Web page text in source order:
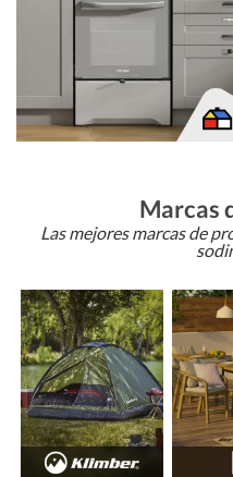
Marcas
Las mejores marcas de